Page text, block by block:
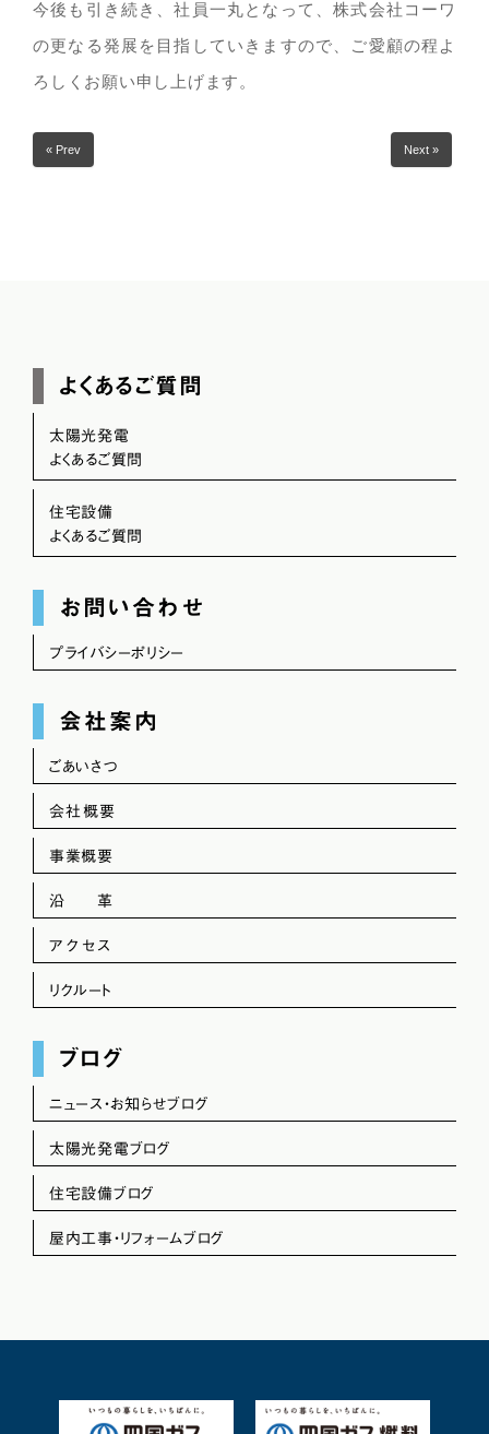
今後も引き続き、社員一丸となって、株式会社コーワ
の更なる発展を目指していきますので、ご愛顧の程よ
ろしくお願い申し上げます。
« Prev Next »
よくあるご質問
太陽光発電
よくあるご質問
住宅設備
よくあるご質問
お問い合わせ
プライバシーポリシー
会社案内
ごあいさつ
会社概要
事業概要
沿 革
アクセス
リクルート
ブログ
ニュース・お知らせブログ
太陽光発電ブログ
住宅設備ブログ
屋内工事・リフォームブログ